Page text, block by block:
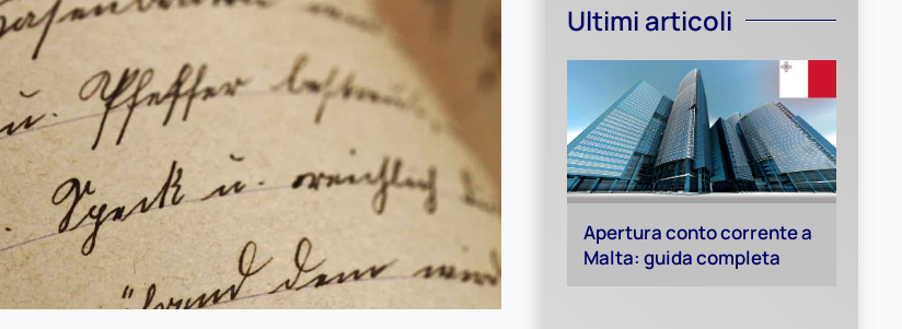
Ultimi articoli
Apertura conto corrente a
Malta: guida completa